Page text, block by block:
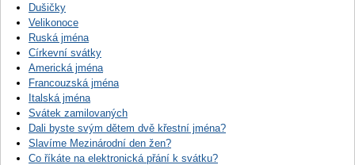
Dušičky
Velikonoce
Ruská jména
Církevní svátky
Americká jména
Francouzská jména
Italská jména
Svátek zamilovaných
Dali byste svým dětem dvě křestní jména?
Slavíme Mezinárodní den žen?
Co říkáte na elektronická přání k svátku?